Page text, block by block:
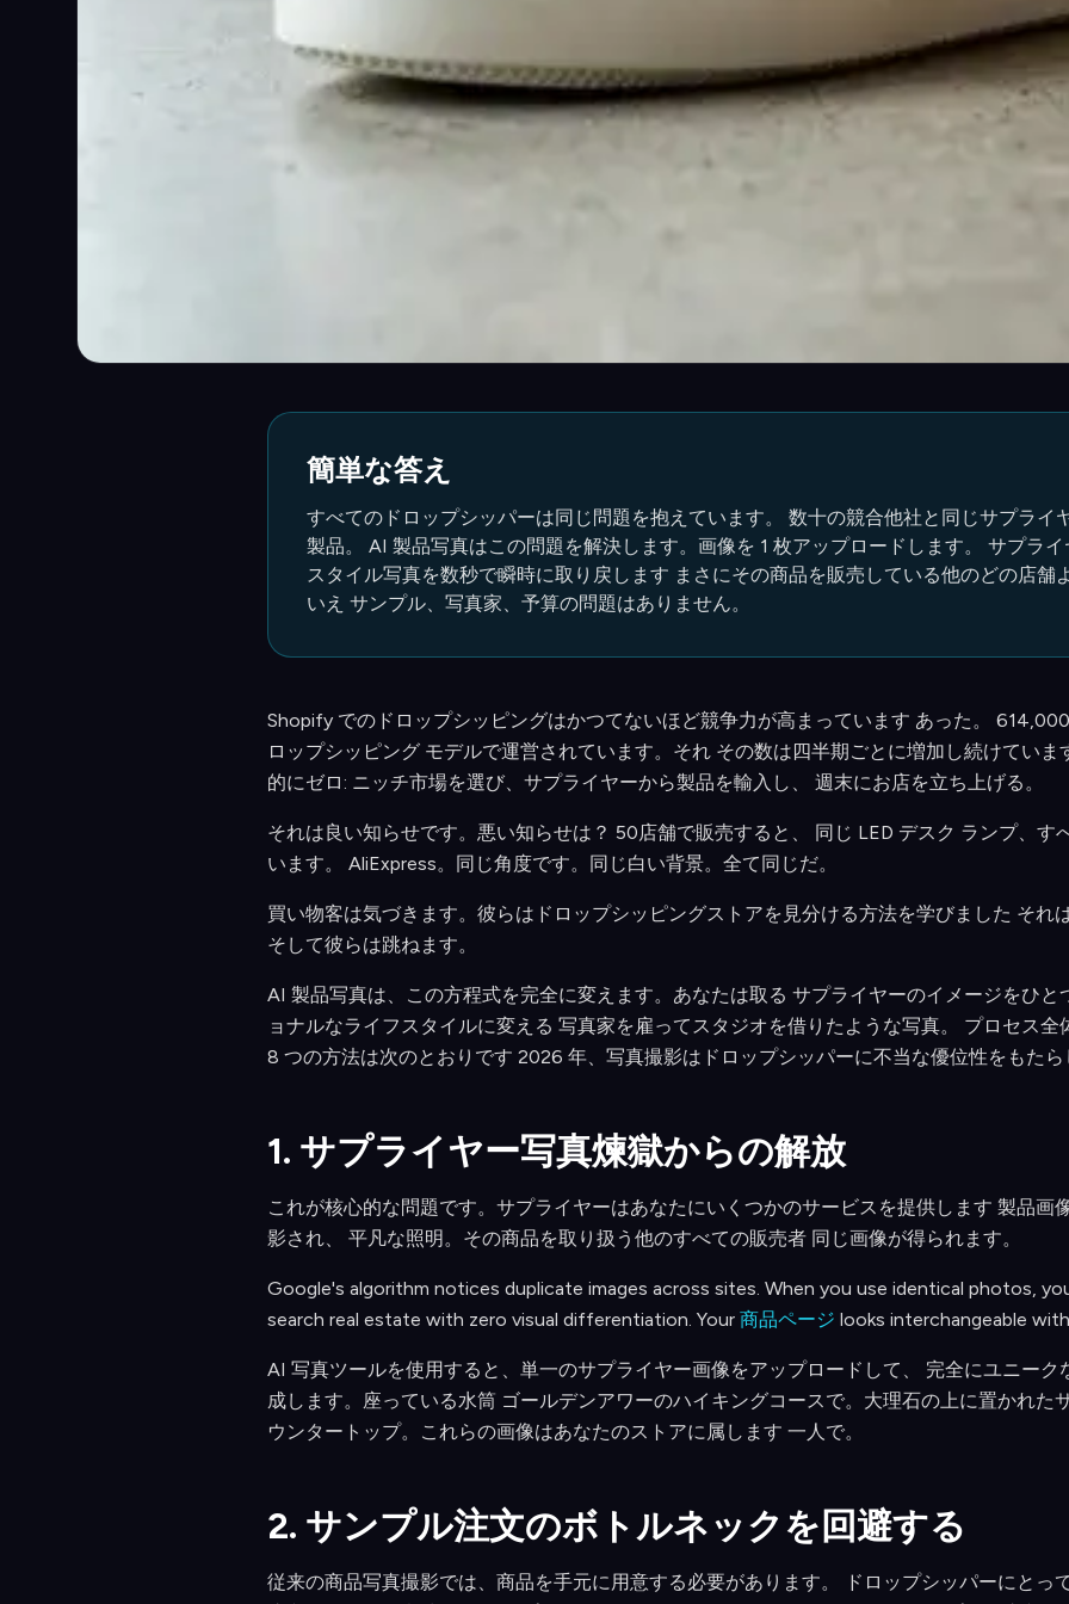
簡単な答え
すべてのドロップシッパーは同じ問題を抱えています。 数十の競合他社と同じサプライ
製品。 AI 製品写真はこの問題を解決します。画像を 1 枚アップロードします。 サプラ
スタイル写真を数秒で瞬時に取り戻します まさにその商品を販売している他のどの店舗
いえ サンプル、写真家、予算の問題はありません。
Shopify でのドロップシッピングはかつてないほど競争力が高まっています あった。
ロップシッピング モデルで運営されています。それ その数は四半期ごとに増加し続けてい
的にゼロ: ニッチ市場を選び、サプライヤーから製品を輸入し、 週末にお店を立ち上げる。
それは良い知らせです。悪い知らせは？ 50店舗で販売すると、 同じ LED デスク ランプ、す
います。 AliExpress。同じ角度です。同じ白い背景。全て同じだ。
買い物客は気づきます。彼らはドロップシッピングストアを見分ける方法を学びました それ
そして彼らは跳ねます。
AI 製品写真は、この方程式を完全に変えます。あなたは取る サプライヤーのイメージをひ
ョナルなライフスタイルに変える 写真家を雇ってスタジオを借りたような写真。 プロセス全
8 つの方法は次のとおりです 2026 年、写真撮影はドロップシッパーに不当な優位性をもた
1. サプライヤー写真煉獄からの解放
これが核心的な問題です。サプライヤーはあなたにいくつかのサービスを提供します 製品画
影され、 平凡な照明。その商品を取り扱う他のすべての販売者 同じ画像が得られます。
Google's algorithm notices duplicate images across sites. When you use identical photos,
search real estate with zero visual differentiation. Your 商品ページ looks interchangeable
AI 写真ツールを使用すると、単一のサプライヤー画像をアップロードして、 完全にユニー
成します。座っている水筒 ゴールデンアワーのハイキングコースで。大理石の上に置かれた
ウンタートップ。これらの画像はあなたのストアに属します 一人で。
2. サンプル注文のボトルネックを回避する
従来の商品写真撮影では、商品を手元に用意する必要があります。 ドロップシッパーにとっ